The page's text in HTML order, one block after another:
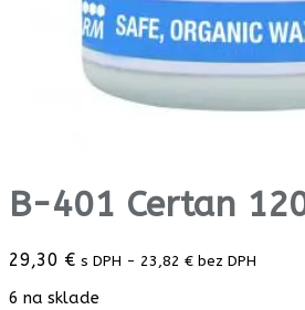
B-401 Certan
29,30 € s DPH - 23,82 € bez DPH
6 na sklade